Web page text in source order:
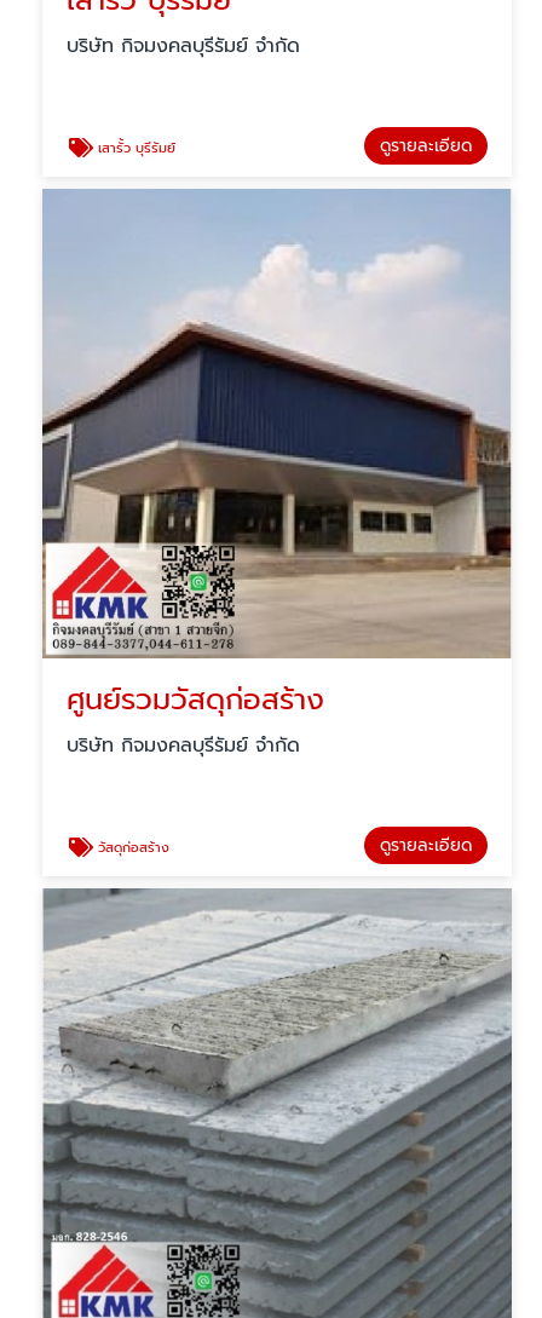
บริษัท กิจมงคลบุรีรัมย์ จำกัด
เสารั้ว บุรีรัมย์ ดูรายละเอียด
ศูนย์รวมวัสดุก่อสร้าง
บริษัท กิจมงคลบุรีรัมย์ จำกัด
วัสดุก่อสร้าง ดูรายละเอียด